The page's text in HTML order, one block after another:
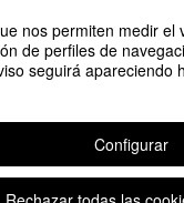
nos permiten medir
de perfiles de
seguirá
Configurar